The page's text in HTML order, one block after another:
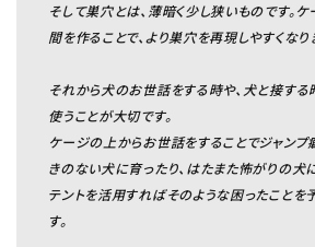
そして巣穴とは、薄暗く少し狭いものです。
間を作ることで、より巣穴を再現しやすくなり
それから犬のお世話をする時や、犬と接す
使うことが大切です。
ケージの上からお世話をすることでジャンプ
きのない犬に育ったり、はたまた怖がりの犬
テントを活用すればそのような困ったことを
す。